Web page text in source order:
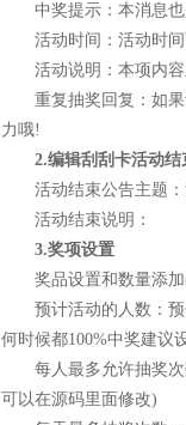
中奖提示：本消息也
活动时间：活动时间
活动说明：本项内容
重复抽奖回复：如果
力哦!
2.编辑刮刮卡活动结
活动结束公告主题：
活动结束说明：
3.奖项设置
奖品设置和数量添加(
预计活动的人数：预
何时候都100%中奖建议
每人最多允许抽奖次
可以在源码里面修改)